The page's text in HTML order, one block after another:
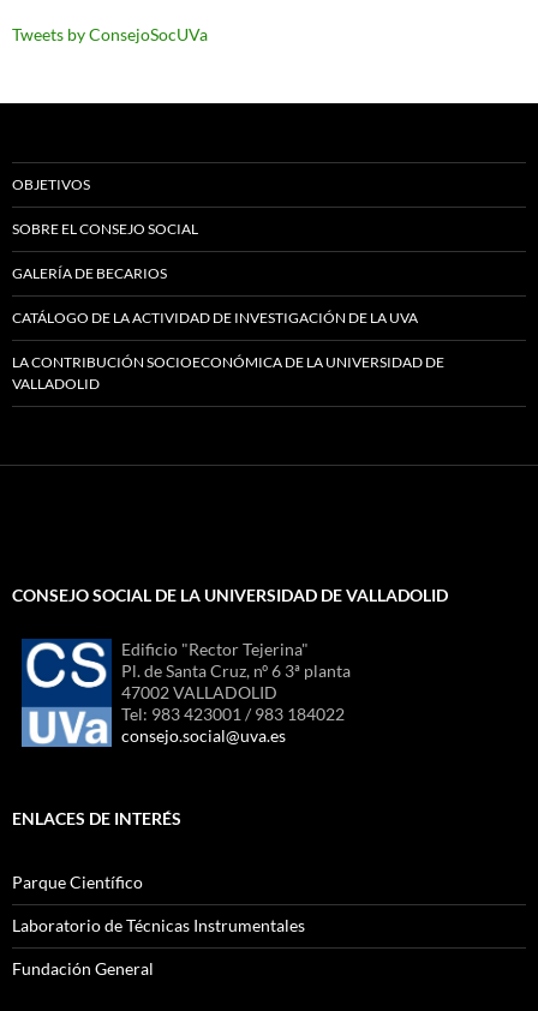
Tweets by ConsejoSocUVa
OBJETIVOS
SOBRE EL CONSEJO SOCIAL
GALERÍA DE BECARIOS
CATÁLOGO DE LA ACTIVIDAD DE INVESTIGACIÓN DE LA UVA
LA CONTRIBUCIÓN SOCIOECONÓMICA DE LA UNIVERSIDAD DE
VALLADOLID
CONSEJO SOCIAL DE LA UNIVERSIDAD DE VALLADOLID
Edificio "Rector Tejerina"
Pl. de Santa Cruz, nº 6 3ª planta
47002 VALLADOLID
Tel: 983 423001 / 983 184022
consejo.social@uva.es
ENLACES DE INTERÉS
Parque Científico
Laboratorio de Técnicas Instrumentales
Fundación General